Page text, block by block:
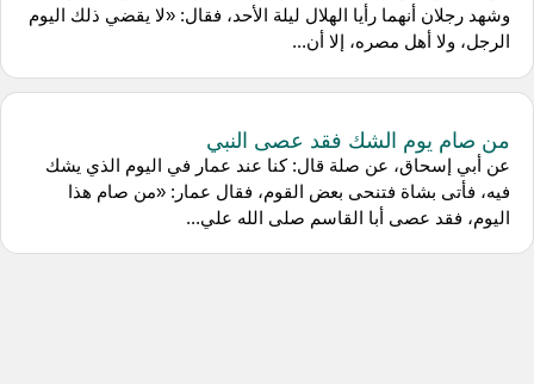
وشهد رجلان أنهما رأيا الهلال ليلة الأحد، فقال: «لا يقضي ذلك اليوم
الرجل، ولا أهل مصره، إلا أن...
من صام يوم الشك فقد عصى النبي
عن أبي إسحاق، عن صلة قال: كنا عند عمار في اليوم الذي يشك
فيه، فأتى بشاة فتنحى بعض القوم، فقال عمار: «من صام هذا
اليوم، فقد عصى أبا القاسم صلى الله علي...